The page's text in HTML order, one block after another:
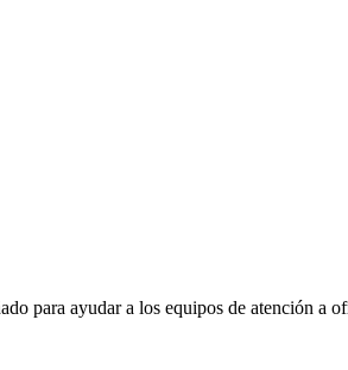
para ayudar a los equipos de atención a